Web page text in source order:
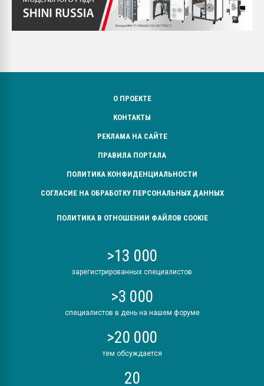
О ПРОЕКТЕ
КОНТАКТЫ
РЕКЛАМА НА САЙТЕ
ПРАВИЛА ПОРТАЛА
ПОЛИТИКА КОНФИДЕНЦИАЛЬНОСТИ
СОГЛАСИЕ НА ОБРАБОТКУ ПЕРСОНАЛЬНЫХ ДАННЫХ
ПОЛИТИКА В ОТНОШЕНИИ ФАЙЛОВ COOKIE
>13 000
зарегистрированных специалистов
>3 000
специалистов в день на нашем форуме
>20 000
тем обсуждается
20